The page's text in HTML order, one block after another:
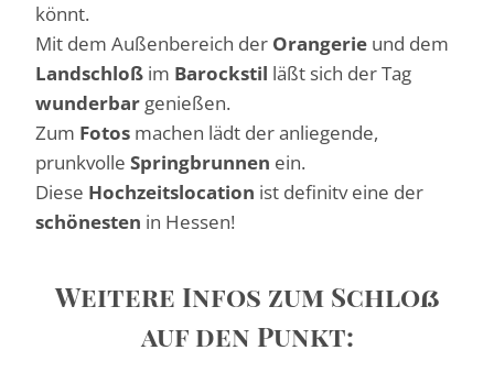
könnt.
Mit dem Außenbereich der Orangerie und dem
Landschloß im Barockstil läßt sich der Tag
wunderbar genießen.
Zum Fotos machen lädt der anliegende,
prunkvolle Springbrunnen ein.
Diese Hochzeitslocation ist definitv eine der
schönesten in Hessen!
Weitere Infos zum Schloß
auf den Punkt: